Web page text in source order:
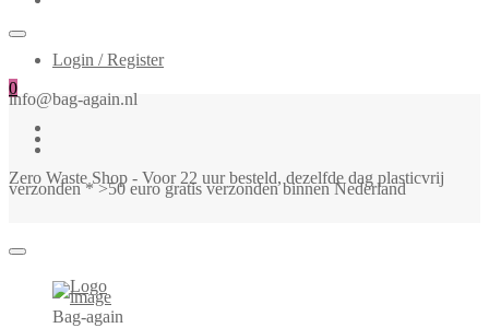
Login / Register
0
info@bag-again.nl
Zero Waste Shop - Voor 22 uur besteld, dezelfde dag plasticvrij
verzonden * >50 euro gratis verzonden binnen Nederland
Bag-again